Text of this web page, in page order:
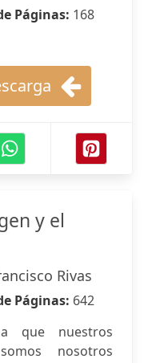
Páginas: 168
y el
Rivas
Páginas: 642
que nuestros
nosotros